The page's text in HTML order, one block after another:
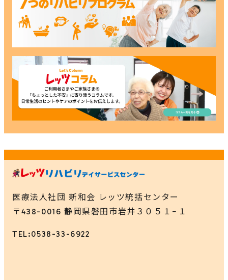
医療法人社団 新和会 レッツ統括センター
〒438-0016 静岡県磐田市岩井３０５１−１
TEL:0538-33-6922